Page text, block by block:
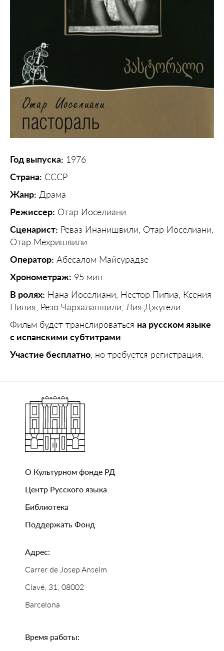
Год выпуска: 1976
Страна: СССР
Жанр: Драма
Режиссер: Отар Иоселиани
Сценарист: Реваз Инанишвили, Отар Иоселиани,
Отар Мехришвили
Оператор: Абесалом Майсурадзе
Хронометраж: 95 мин.
В ролях: Нана Иоселиани, Нестор Пипиа, Ксения
Пипия, Резо Чархалашвили, Лия Джугели
Фильм будет транслироваться на русском языке
с испанскими субтитрами
Участие бесплатно , но требуется регистрация.
О Культурном фонде РД
Центр Русского языка
Библиотека
Поддержать Фонд
Адрес:
Carrer de Josep Anselm
Clavé, 31, 08002
Barcelona
Время работы: